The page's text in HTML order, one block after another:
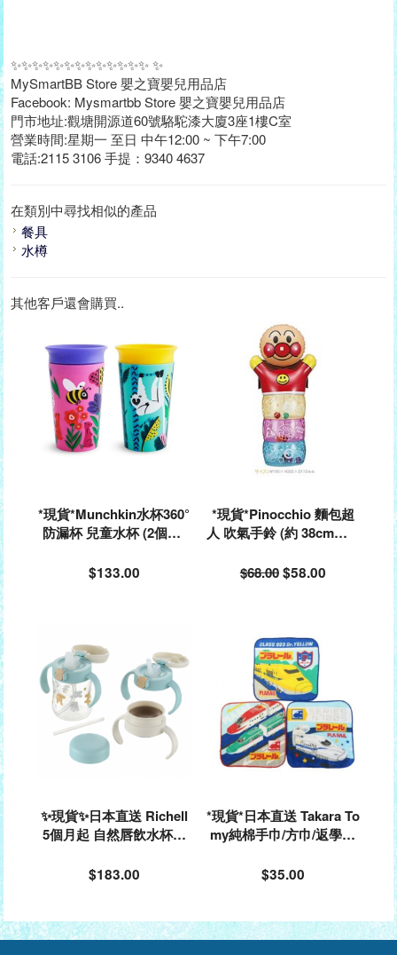
✨✨✨✨✨✨✨✨✨✨✨✨✨ ✨
MySmartBB Store 嬰之寶嬰兒用品店
Facebook: Mysmartbb Store 嬰之寶嬰兒用品店
門市地址:觀塘開源道60號駱駝漆大廈3座1樓C室
營業時間:星期一 至日 中午12:00 ~ 下午7:00
電話:2115 3106 手提：9340 4637
在類別中尋找相似的產品
餐具
水樽
其他客戶還會購買..
*現貨*Munchkin水杯360°
防漏杯 兒童水杯 (2個裝)
$133.00
*現貨*Pinocchio 麵包超
人 吹氣手鈴 (約 38cm高)#
$68.00$58.00
✨現貨✨日本直送 Richell
5個月起 自然唇飲水杯套
狗)#203616
$183.00
*現貨*日本直送 Takara To
my純棉手巾/方巾/返學手
$35.00